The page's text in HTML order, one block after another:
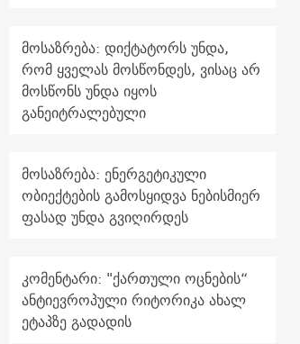
მოსაზრება: დიქტატორს უნდა,
რომ ყველას მოსწონდეს, ვისაც არ
მოსწონს უნდა იყოს
განეიტრალებული
მოსაზრება: ენერგეტიკული
ობიექტების გამოსყიდვა ნებისმიერ
ფასად უნდა გვიღირდეს
კომენტარი: "ქართული ოცნების“
ანტიევროპული რიტორიკა ახალ
ეტაპზე გადადის